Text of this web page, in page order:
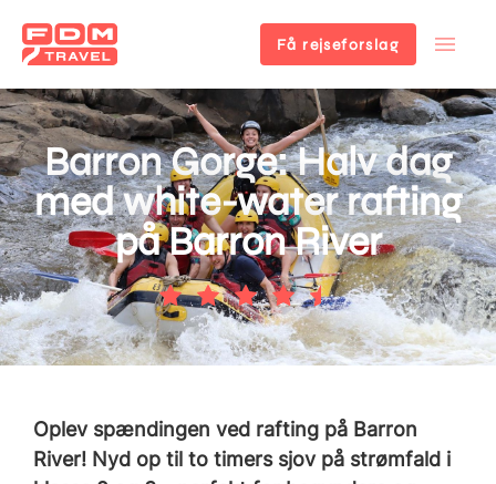
Gå
til
hovedindhold
Få rejseforslag
Barron Gorge: Halv dag
med white-water rafting
på Barron River
Oplev spændingen ved rafting på Barron
River! Nyd op til to timers sjov på strømfald i